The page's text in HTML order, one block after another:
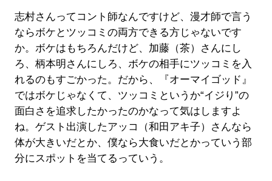
志村さんってコント師なんですけど、漫才師で言う
ならボケとツッコミの両方できる方じゃないです
か。ボケはもちろんだけど、加藤（茶）さんにし
ろ、柄本明さんにしろ、ボケの相手にツッコミを入
れるのもすごかった。だから、『オーマイゴッド』
ではボケじゃなくて、ツッコミというか“イジり”の
面白さを追求したかったのかなって気はしますよ
ね。ゲスト出演したアッコ（和田アキ子）さんなら
体が大きいだとか、僕なら大食いだとかっていう部
分にスポットを当てるっていう。